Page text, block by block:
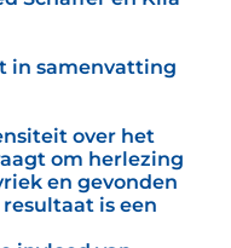
in samenvatting
over het
om herlezing
en gevonden
is een